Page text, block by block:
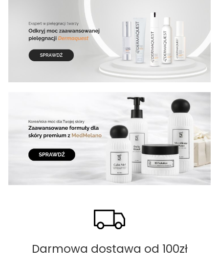
Darmowa dostawa od 100zł